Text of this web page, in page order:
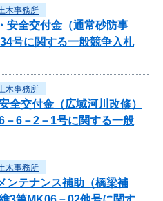
木事務所
安全交付金（通常砂防事
号に関する一般競争入札
木事務所
全交付金（広域河川改修）
6－2－1号に関する一般
木事務所
ンテナンス補助（橋梁補